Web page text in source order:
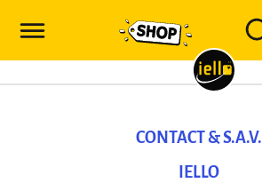
CONTACT & S.A.V.
IELLO